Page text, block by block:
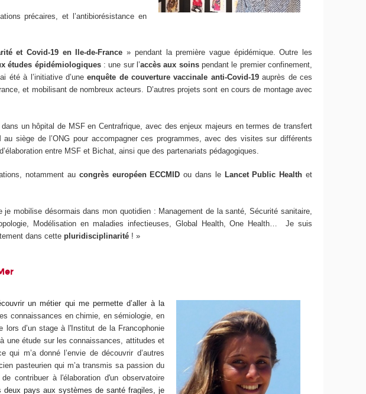
précaires, et l’antibiorésistance en
et Covid-19 en Ile-de-France » pendant la première vague épidémique. Outre les
études épidémiologiques: une sur l’accès aux soinspendant le premier confinement,
été à l’initiative d’uneenquête de couverture vaccinale anti-Covid-19auprès de ces
et mobilisant de nombreux acteurs. D’autres projets sont en cours de montage avec
dans un hôpital de MSF en Centrafrique, avec des enjeux majeurs en termes de transfert
au siège de l’ONG pour accompagner ces programmes, avec des visites sur différents
entre MSF et Bichat, ainsi que des partenariats pédagogiques.
notamment au congrès européen ECCMID ou dans le Lancet Public Health et
je mobilise désormais dans mon quotidien : Management de la santé, Sécurité sanitaire,
Modélisation en maladies infectieuses, Global Health, One Health… Je suis
dans cettepluridisciplinarité ! »
un métier qui me permette d’aller à la
connaissances en chimie, en sémiologie, en
d’un stage à l'Institut de la Francophonie
une étude sur les connaissances, attitudes et
qui m’a donné l’envie de découvrir d’autres
pasteurien qui m’a transmis sa passion du
contribuer à l'élaboration d'un observatoire
deux pays aux systèmes de santé fragiles, je